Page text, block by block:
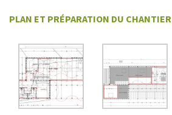
PLAN ET PRÉPARATION DU CHANTIER